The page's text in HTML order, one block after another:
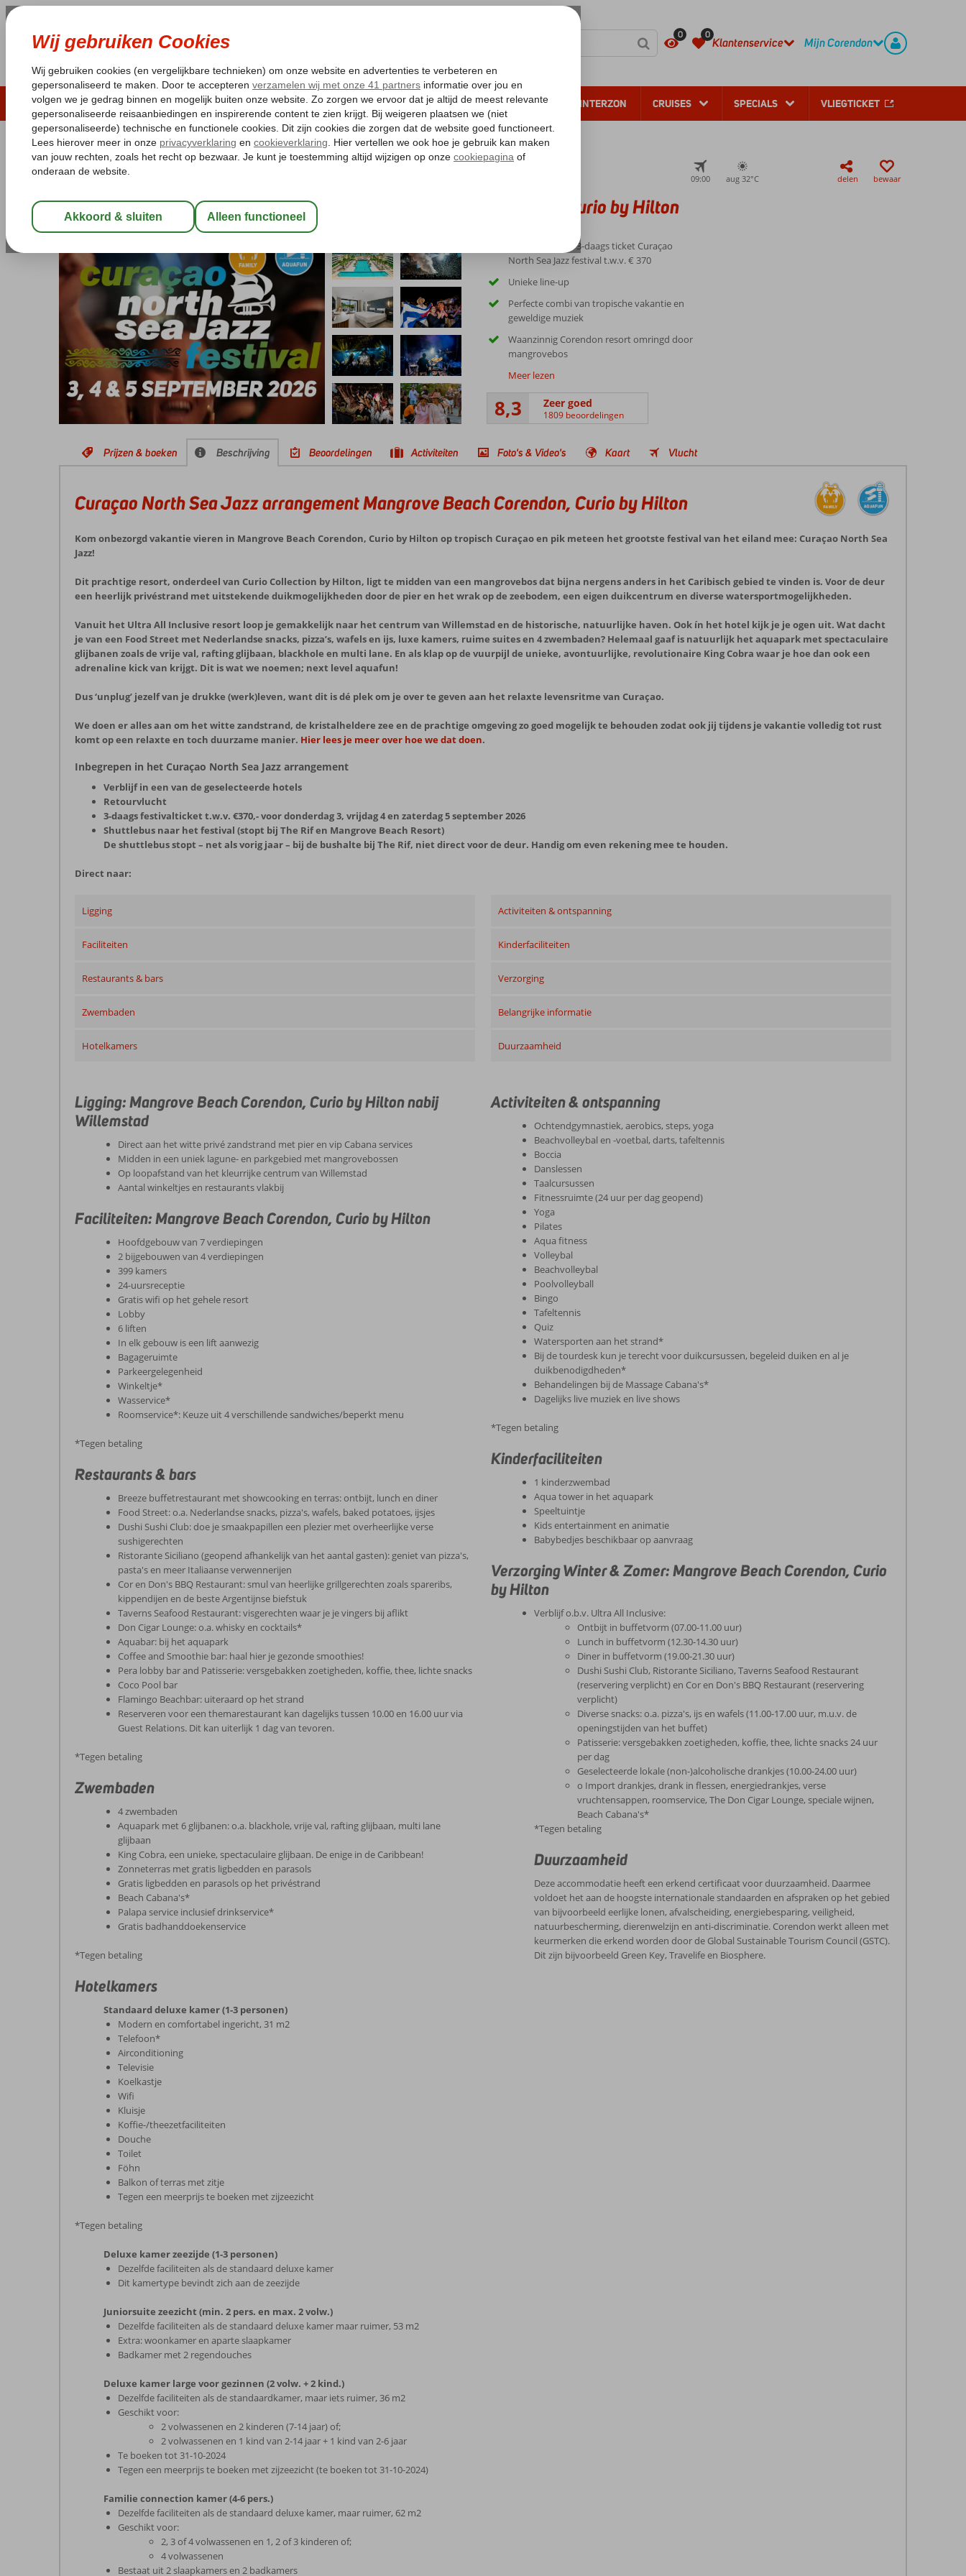
0 0
Klantenservice Mijn Corendon
LAST MINUTE ZOMER 2026 ZONVAKANTIE VERRE REIZEN ALL INCLUSIVE WINTERZON CRUISES SPECIALS VLIEGTICKET
Pakketgarantie Laagsteprijsgarantie* Gratis annuleren*
Home
Curaçao Willemstad
Curaçao North Sea Jazz arrangement Mangrove Beach Corendon, Curio by Hilton
Ultra All Inclusive-Hotel
09:00 aug 32°C delen bewaar
Vlucht + hotel + 3-daags ticket Curaçao
North Sea Jazz festival t.w.v. € 370
Unieke line-up
Perfecte combi van tropische vakantie en
geweldige muziek
Waanzinnig Corendon resort omringd door
mangrovebos
Meer lezen
8,3 Zeer goed
1809 beoordelingen
Prijzen & boeken Beschrijving Beoordelingen Activiteiten Foto's & Video's Kaart Vlucht
Curaçao North Sea Jazz arrangement Mangrove Beach Corendon, Curio by Hilton
Kom onbezorgd vakantie vieren in Mangrove Beach Corendon, Curio by Hilton op tropisch Curaçao en pik meteen het grootste festival van het eiland mee: Curaçao North Sea
Jazz!
Dit prachtige resort, onderdeel van Curio Collection by Hilton, ligt te midden van een mangrovebos dat bijna nergens anders in het Caribisch gebied te vinden is. Voor de deur
een heerlijk privéstrand met uitstekende duikmogelijkheden door de pier en het wrak op de zeebodem, een eigen duikcentrum en diverse watersportmogelijkheden.
Vanuit het Ultra All Inclusive resort loop je gemakkelijk naar het centrum van Willemstad en de historische, natuurlijke haven. Ook ín het hotel kijk je je ogen uit. Wat dacht
je van een Food Street met Nederlandse snacks, pizza’s, wafels en ijs, luxe kamers, ruime suites en 4 zwembaden? Helemaal gaaf is natuurlijk het aquapark met spectaculaire
glijbanen zoals de vrije val, rafting glijbaan, blackhole en multi lane. En als klap op de vuurpijl de unieke, avontuurlijke, revolutionaire King Cobra waar je hoe dan ook een
adrenaline kick van krijgt. Dit is wat we noemen; next level aquafun!
Dus ‘unplug’ jezelf van je drukke (werk)leven, want dit is dé plek om je over te geven aan het relaxte levensritme van Curaçao.
We doen er alles aan om het witte zandstrand, de kristalheldere zee en de prachtige omgeving zo goed mogelijk te behouden zodat ook jij tijdens je vakantie volledig tot rust
komt op een relaxte en toch duurzame manier. Hier lees je meer over hoe we dat doen.
Inbegrepen in het Curaçao North Sea Jazz arrangement
Verblijf in een van de geselecteerde hotels
Retourvlucht
3-daags festivalticket t.w.v. €370,- voor donderdag 3, vrijdag 4 en zaterdag 5 september 2026
Shuttlebus naar het festival (stopt bij The Rif en Mangrove Beach Resort)
De shuttlebus stopt – net als vorig jaar – bij de bushalte bij The Rif, niet direct voor de deur. Handig om even rekening mee te houden.
Direct naar:
Ligging
Faciliteiten
Restaurants & bars
Zwembaden
Hotelkamers
Activiteiten & ontspanning
Kinderfaciliteiten
Verzorging
Belangrijke informatie
Duurzaamheid
Ligging: Mangrove Beach Corendon, Curio by Hilton nabij
Willemstad
Direct aan het witte privé zandstrand met pier en vip Cabana services
Midden in een uniek lagune- en parkgebied met mangrovebossen
Op loopafstand van het kleurrijke centrum van Willemstad
Aantal winkeltjes en restaurants vlakbij
Faciliteiten: Mangrove Beach Corendon, Curio by Hilton
Hoofdgebouw van 7 verdiepingen
2 bijgebouwen van 4 verdiepingen
399 kamers
24-uursreceptie
Gratis wifi op het gehele resort
Lobby
6 liften
In elk gebouw is een lift aanwezig
Bagageruimte
Parkeergelegenheid
Winkeltje*
Wasservice*
Roomservice*: Keuze uit 4 verschillende sandwiches/beperkt menu
*Tegen betaling
Restaurants & bars
Breeze buffetrestaurant met showcooking en terras: ontbijt, lunch en diner
Food Street: o.a. Nederlandse snacks, pizza's, wafels, baked potatoes, ijsjes
Dushi Sushi Club: doe je smaakpapillen een plezier met overheerlijke verse
sushigerechten
Ristorante Siciliano (geopend afhankelijk van het aantal gasten): geniet van pizza's,
pasta's en meer Italiaanse verwennerijen
Cor en Don's BBQ Restaurant: smul van heerlijke grillgerechten zoals spareribs,
kippendijen en de beste Argentijnse biefstuk
Taverns Seafood Restaurant: visgerechten waar je je vingers bij aflikt
Don Cigar Lounge: o.a. whisky en cocktails*
Aquabar: bij het aquapark
Coffee and Smoothie bar: haal hier je gezonde smoothies!
Pera lobby bar and Patisserie: versgebakken zoetigheden, koffie, thee, lichte snacks
Coco Pool bar
Flamingo Beachbar: uiteraard op het strand
Reserveren voor een themarestaurant kan dagelijks tussen 10.00 en 16.00 uur via
Guest Relations. Dit kan uiterlijk 1 dag van tevoren.
*Tegen betaling
Zwembaden
4 zwembaden
Aquapark met 6 glijbanen: o.a. blackhole, vrije val, rafting glijbaan, multi lane
glijbaan
King Cobra, een unieke, spectaculaire glijbaan. De enige in de Caribbean!
Zonneterras met gratis ligbedden en parasols
Gratis ligbedden en parasols op het privéstrand
Beach Cabana's*
Palapa service inclusief drinkservice*
Gratis badhanddoekenservice
*Tegen betaling
Hotelkamers
Standaard deluxe kamer (1-3 personen)
Modern en comfortabel ingericht, 31 m2
Telefoon*
Airconditioning
Televisie
Koelkastje
Wifi
Kluisje
Koffie-/theezetfaciliteiten
Douche
Toilet
Föhn
Balkon of terras met zitje
Tegen een meerprijs te boeken met zijzeezicht
*Tegen betaling
Deluxe kamer zeezijde (1-3 personen)
Dezelfde faciliteiten als de standaard deluxe kamer
Dit kamertype bevindt zich aan de zeezijde
Juniorsuite zeezicht (min. 2 pers. en max. 2 volw.)
Dezelfde faciliteiten als de standaard deluxe kamer maar ruimer, 53 m2
Extra: woonkamer en aparte slaapkamer
Badkamer met 2 regendouches
Deluxe kamer large voor gezinnen (2 volw. + 2 kind.)
Dezelfde faciliteiten als de standaardkamer, maar iets ruimer, 36 m2
Geschikt voor:
2 volwassenen en 2 kinderen (7-14 jaar) of;
2 volwassenen en 1 kind van 2-14 jaar + 1 kind van 2-6 jaar
Te boeken tot 31-10-2024
Tegen een meerprijs te boeken met zijzeezicht (te boeken tot 31-10-2024)
Familie connection kamer (4-6 pers.)
Dezelfde faciliteiten als de standaard deluxe kamer, maar ruimer, 62 m2
Geschikt voor:
2, 3 of 4 volwassenen en 1, 2 of 3 kinderen of;
4 volwassenen
Bestaat uit 2 slaapkamers en 2 badkamers
Activiteiten & ontspanning
Ochtendgymnastiek, aerobics, steps, yoga
Beachvolleybal en -voetbal, darts, tafeltennis
Boccia
Danslessen
Taalcursussen
Fitnessruimte (24 uur per dag geopend)
Yoga
Pilates
Aqua fitness
Volleybal
Beachvolleybal
Poolvolleyball
Bingo
Tafeltennis
Quiz
Watersporten aan het strand*
Bij de tourdesk kun je terecht voor duikcursussen, begeleid duiken en al je
duikbenodigdheden*
Behandelingen bij de Massage Cabana's*
Dagelijks live muziek en live shows
*Tegen betaling
Kinderfaciliteiten
1 kinderzwembad
Aqua tower in het aquapark
Speeltuintje
Kids entertainment en animatie
Babybedjes beschikbaar op aanvraag
Verzorging Winter & Zomer: Mangrove Beach Corendon, Curio
by Hilton
Verblijf o.b.v. Ultra All Inclusive:
Ontbijt in buffetvorm (07.00-11.00 uur)
Lunch in buffetvorm (12.30-14.30 uur)
Diner in buffetvorm (19.00-21.30 uur)
Dushi Sushi Club, Ristorante Siciliano, Taverns Seafood Restaurant
(reservering verplicht) en Cor en Don's BBQ Restaurant (reservering
verplicht)
Diverse snacks: o.a. pizza's, ijs en wafels (11.00-17.00 uur, m.u.v. de
openingstijden van het buffet)
Patisserie: versgebakken zoetigheden, koffie, thee, lichte snacks 24 uur
per dag
Geselecteerde lokale (non-)alcoholische drankjes (10.00-24.00 uur)
o Import drankjes, drank in flessen, energiedrankjes, verse
vruchtensappen, roomservice, The Don Cigar Lounge, speciale wijnen,
Beach Cabana's*
*Tegen betaling
Duurzaamheid
Deze accommodatie heeft een erkend certificaat voor duurzaamheid. Daarmee
voldoet het aan de hoogste internationale standaarden en afspraken op het gebied
van bijvoorbeeld eerlijke lonen, afvalscheiding, energiebesparing, veiligheid,
natuurbescherming, dierenwelzijn en anti-discriminatie. Corendon werkt alleen met
keurmerken die erkend worden door de Global Sustainable Tourism Council (GSTC).
Dit zijn bijvoorbeeld Green Key, Travelife en Biosphere.